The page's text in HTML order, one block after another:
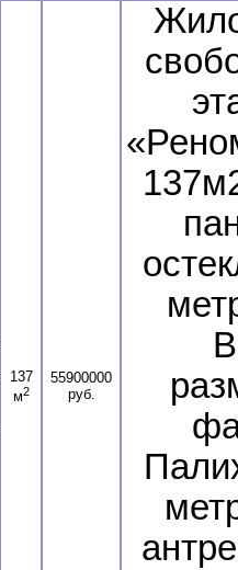
137
м2
55900000
руб.